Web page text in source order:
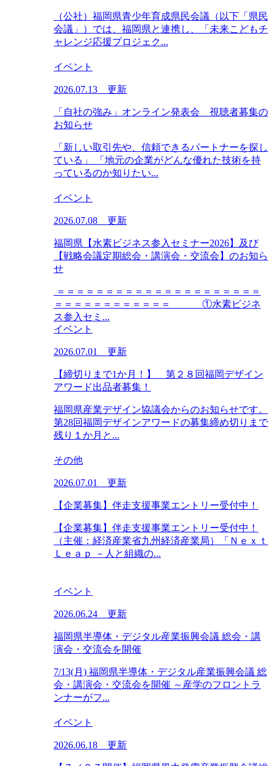
（公社）福岡県青少年育成県民会議（以下「県民
会議」）では、福岡県と連携し、「未来こどもチ
ャレンジ応援プロジェク...
イベント
2026.07.13 更新
「自社の強み」オンライン発表会 視聴者募集の
お知らせ
「新しい取引先や、信頼できるパートナーを探し
ている」 「地元の企業がどんな優れた技術を持
っているのか知りたい...
イベント
2026.07.08 更新
福岡県【水素ビジネス参入セミナー2026】及び
【戦略会議定期総会・講演会・交流会】のお知ら
せ
＝＝＝＝＝＝＝＝＝＝＝＝＝＝＝＝＝＝＝＝＝
＝＝＝＝＝＝＝＝＝＝＝＝ ①水素ビジネ
ス参入セミ...
イベント
2026.07.01 更新
【締切りまで1か月！】 第２８回福岡デザイン
アワード出品者募集！
福岡県産業デザイン協議会からのお知らせです。
第28回福岡デザインアワードの募集締め切りまで
残り１か月と...
その他
2026.07.01 更新
【企業募集】伴走支援事業エントリー受付中！
【企業募集】伴走支援事業エントリー受付中！
（主催：経済産業省九州経済産業局）「Ｎｅｘｔ
Ｌｅａｐ －人と組織の...
イベント
2026.06.24 更新
福岡県半導体・デジタル産業振興会議 総会・講
演会・交流会を開催
7/13(月) 福岡県半導体・デジタル産業振興会議 総
会・講演会・交流会を開催 ～産学のフロントラ
ンナーがフ...
イベント
2026.06.18 更新